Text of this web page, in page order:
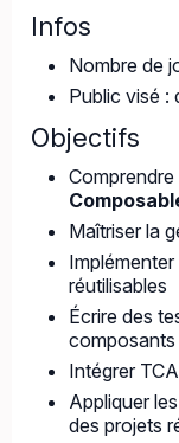
Infos
Nombre de
Public visé :
Objectifs
Maîtriser la
réutilisables
Écrire des
composants
Intégrer
Appliquer
des projets